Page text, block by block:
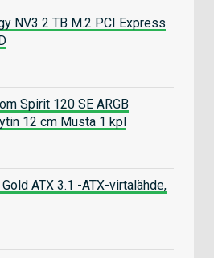
NV3 2 TB M.2 PCI Express
Spirit 120 SE ARGB
12 cm Musta 1 kpl
ATX 3.1 -ATX-virtalähde,